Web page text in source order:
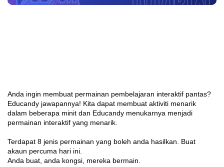
Anda ingin membuat permainan pembelajaran interaktif pantas?
Educandy jawapannya! Kita dapat membuat aktiviti menarik
dalam beberapa minit dan Educandy menukarnya menjadi
permainan interaktif yang menarik.
Terdapat 8 jenis permainan yang boleh anda hasilkan. Buat
akaun percuma hari ini.
Anda buat, anda kongsi, mereka bermain.